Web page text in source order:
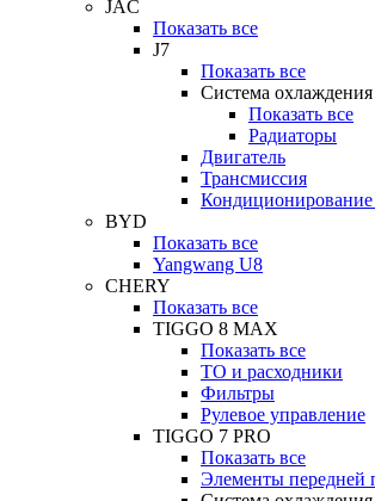
JAC
Показать все
J7
Показать все
Система охлаждения
Показать все
Радиаторы
Двигатель
Трансмиссия
BYD
Показать все
Yangwang U8
CHERY
Показать все
TIGGO 8 MAX
Показать все
ТО и расходники
Фильтры
Рулевое управление
TIGGO 7 PRO
Показать все
Элементы передней